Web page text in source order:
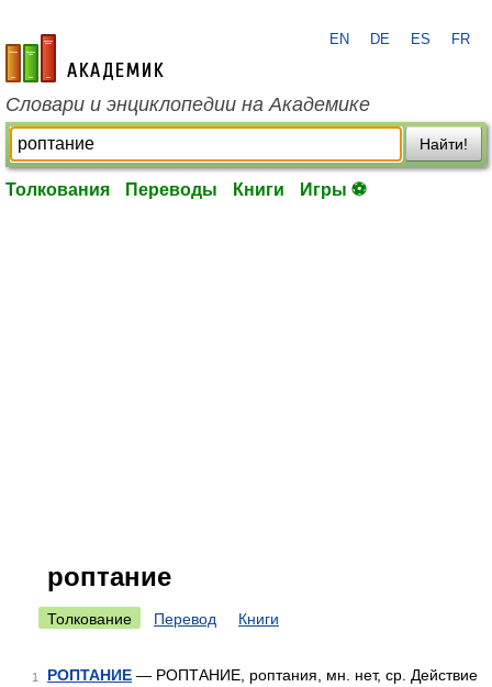
academic.ru
EN DE ES FR
Словари и энциклопедии на Академике
Найти!
Толкования Переводы Книги Игры ⚽
роптание
Толкование Перевод Книги
1 РОПТАНИЕ — РОПТАНИЕ, роптания, мн. нет, ср. Действие